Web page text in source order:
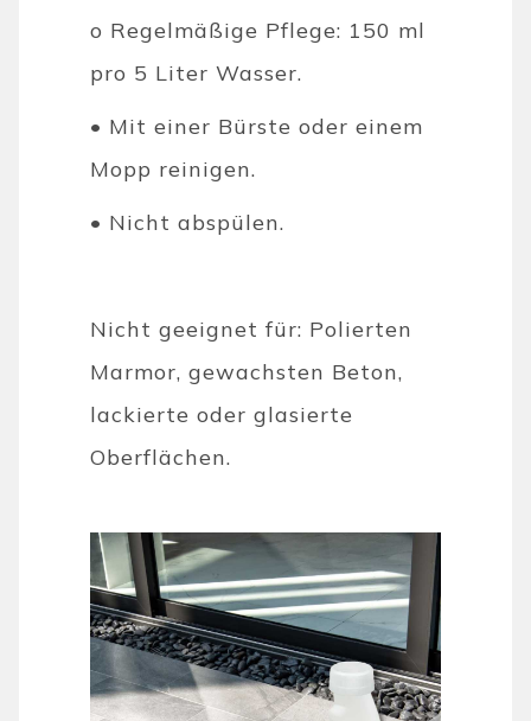
o Regelmäßige Pflege: 150 ml
pro 5 Liter Wasser.
• Mit einer Bürste oder einem
Mopp reinigen.
• Nicht abspülen.
Nicht geeignet für: Polierten
Marmor, gewachsten Beton,
lackierte oder glasierte
Oberflächen.